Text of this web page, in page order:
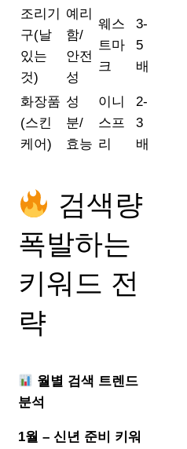
조리기
구(날
있는
것)
예리
함/
안전
성
웨스
트마
크
3-
5
배
화장품
(스킨
케어)
성
분/
효능
이니
스프
리
2-
3
배
검색량
폭발하는
키워드 전
략
월별 검색 트렌드
분석
1월 – 신년 준비 키워